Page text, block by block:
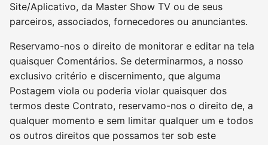
Site/Aplicativo, da Master Show TV ou de seus
parceiros, associados, fornecedores ou anunciantes.
Reservamo-nos o direito de monitorar e editar na tela
quaisquer Comentários. Se determinarmos, a nosso
exclusivo critério e discernimento, que alguma
Postagem viola ou poderia violar quaisquer dos
termos deste Contrato, reservamo-nos o direito de, a
qualquer momento e sem limitar qualquer um e todos
os outros direitos que possamos ter sob este